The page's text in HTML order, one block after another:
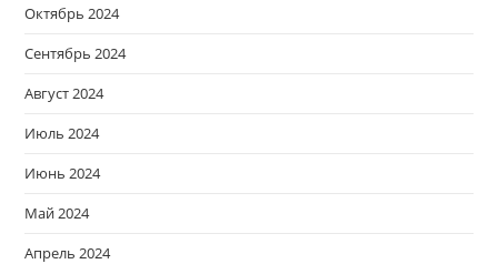
Октябрь 2024
Сентябрь 2024
Август 2024
Июль 2024
Июнь 2024
Май 2024
Апрель 2024